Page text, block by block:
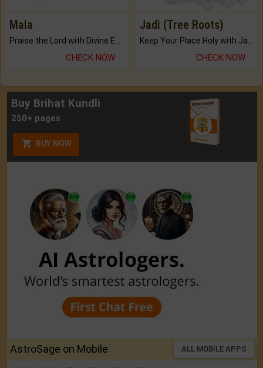
Mala
CHECK NOW
Jadi (Tree Roots)
CHECK NOW
Buy Brihat Kundli
250+ pages
BUY NOW
AstroSage on Mobile ALL MOBILE APPS